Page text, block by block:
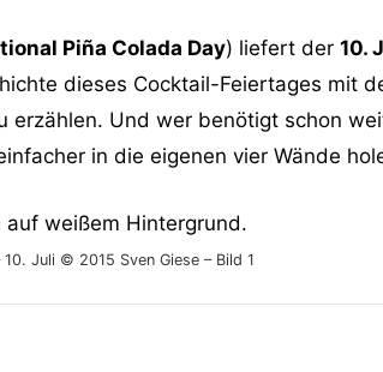
Piña Colada Day) liefert der 10.
dieses Cocktail-Feiertages mit
erzählen. Und wer benötigt schon
in die eigenen vier Wände
Juli © 2015 Sven Giese – Bild 1